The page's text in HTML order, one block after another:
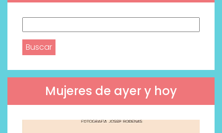
Mujeres de ayer y hoy